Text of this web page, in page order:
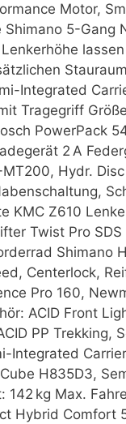
Motor,
5-Gang
Integrated
Tragegriff
PowerPack
2 A
Hydr.
KMC Z610
Twist Pro
Shimano
Centerlock,
Pro 160,
ACID Front
PP Trekking,
Integrated
H835D3,
kg Max.
Hybrid Comfort